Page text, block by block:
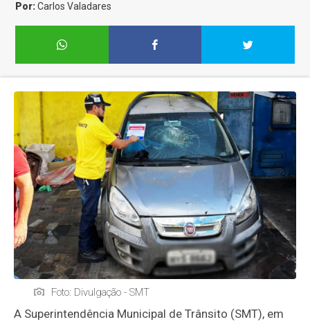
Por:Carlos Valadares
Foto: Divulgação - SMT
A Superintendência Municipal de Trânsito (SMT), em